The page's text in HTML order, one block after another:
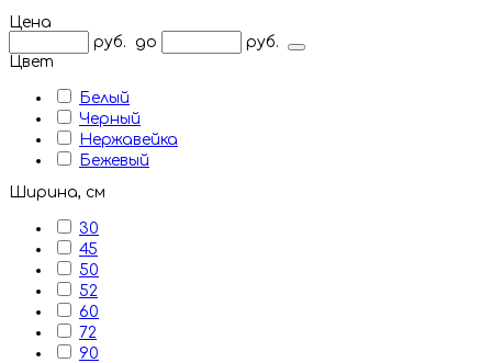
Цена
руб.
до
руб.
Цвет
Белый
Черный
Нержавейка
Бежевый
Ширина, см
30
45
50
52
60
72
90